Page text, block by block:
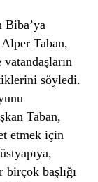
Biba’ya
Taban,
söyledi.
Taban,
etmek için
birçok başlığı